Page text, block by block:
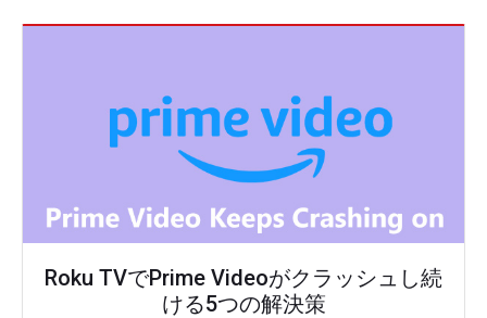
Roku TVでPrime Videoがクラッシュし続
ける5つの解決策